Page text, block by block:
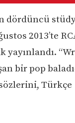
dördüncü
2013’te
yayınlandı.
bir pop
Türkçe